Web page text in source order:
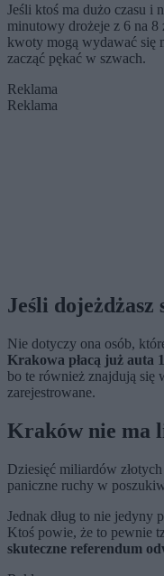
Jeśli ktoś ma dużo czasu i
minutowy drożeje z 6 na 8
kwoty mogą wydawać się
zacząć pękać w szwach.
Reklama
Reklama
Jeśli dojeżdżasz
Nie dotyczy ona osób,
Krakowa płacą już auta
bo te również znajdują się
zarejestrowane.
Kraków nie ma
Dziesięć miliardów
paniczne ruchy w
Jednak dług to nie jedyny
Ktoś powie, że to pewnie
skuteczne referendum